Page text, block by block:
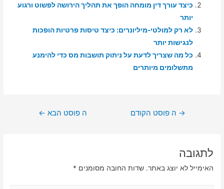
כיצד עורך דין מומחה הופך את תהליך הירושה לפשוט ורגוע
יותר
לא רק למולטי-מיליונרים: כיצד טיסות פרטיות הופכות
לנגישות יותר
כל מה שצריך לדעת על ניתוק תושבות מס כדי להימנע
מתשלומים מיותרים
ניווט
→ ה פוסט הקודם ה פוסט הבא ←
לתגובה
האימייל לא יוצג באתר. שדות החובה מסומנים *